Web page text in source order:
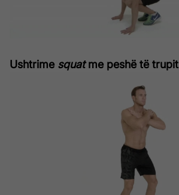
Ushtrime squatme peshë të trupit